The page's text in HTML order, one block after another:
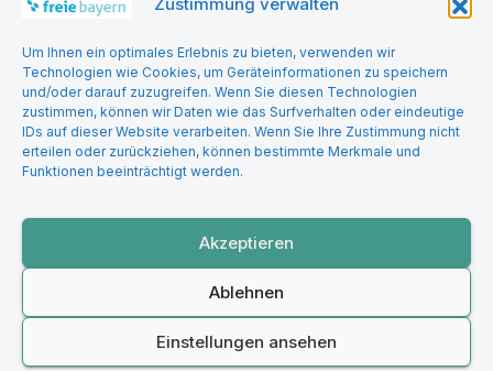
Um Ihnen ein optimales Erlebnis zu bieten, verwenden wir
Technologien wie Cookies, um Geräteinformationen zu speichern
und/oder darauf zuzugreifen. Wenn Sie diesen Technologien
zustimmen, können wir Daten wie das Surfverhalten oder eindeutige
IDs auf dieser Website verarbeiten. Wenn Sie Ihre Zustimmung nicht
erteilen oder zurückziehen, können bestimmte Merkmale und
Funktionen beeinträchtigt werden.
Akzeptieren
Ablehnen
Einstellungen ansehen
Freie Bayern
Stolz präsentiert von WordPress
Themeansar